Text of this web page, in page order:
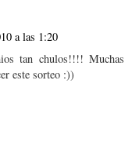
a las 1:20
tan chulos!!!! Muchas
este sorteo :))